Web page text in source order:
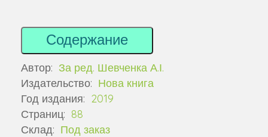
Содержание
Автор: За ред. Шевченка А.І.
Издательство: Нова книга
Год издания: 2019
Страниц: 88
Склад: Под заказ